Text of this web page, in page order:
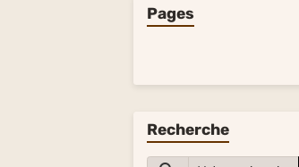
Pages
Recherche